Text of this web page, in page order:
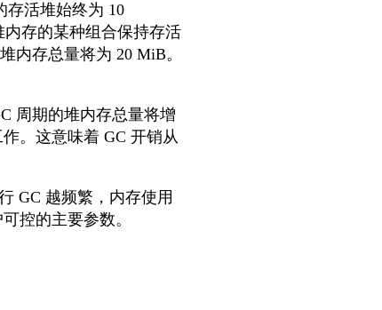
存活堆始终为 10
存的某种组合保持存活
内存总量将为 20 MiB。
周期的堆内存总量将增
。这意味着 GC 开销从
GC 越频繁，内存使用
控的主要参数。